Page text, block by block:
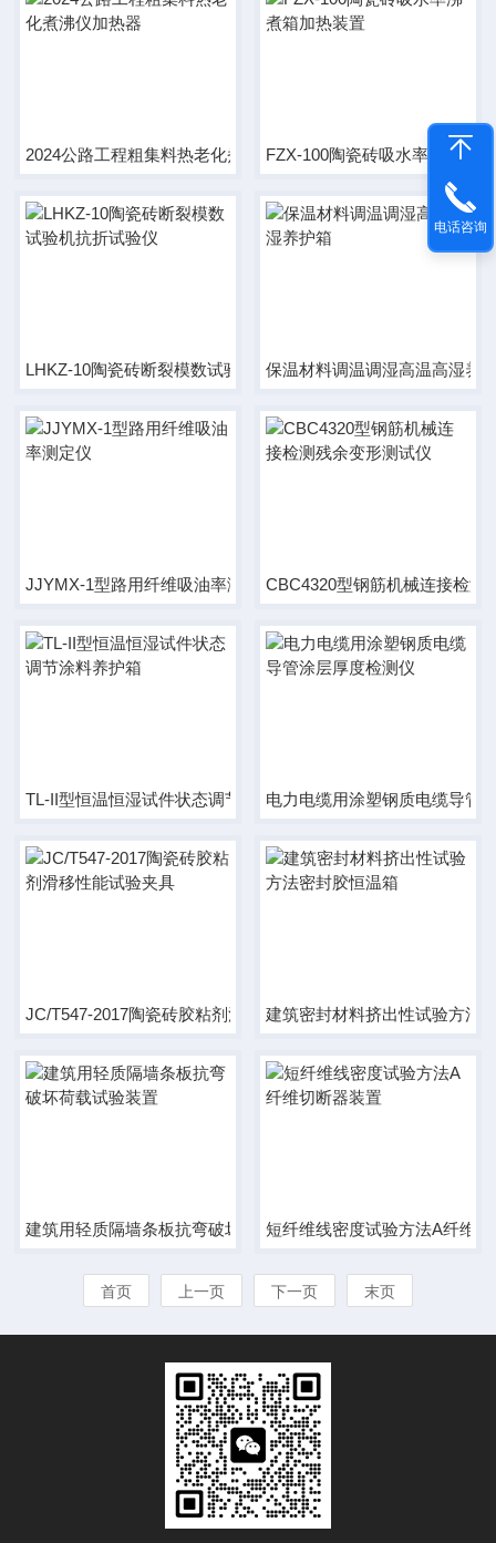
2024公路工程粗集料热老化煮沸仪加热器FZX-100陶瓷砖吸水率沸煮箱
LHKZ-10陶瓷砖断裂模数试验机抗折试验仪保温材料调温调湿高温高湿养
JJYMX-1型路用纤维吸油率测定仪CBC4320型钢筋机械连接检测
TL-II型恒温恒湿试件状态调节涂料养护箱电力电缆用涂塑钢质电缆导管
JC/T547-2017陶瓷砖胶粘剂滑移性能试验夹具建筑密封材料挤出性试验方法
建筑用轻质隔墙条板抗弯破坏荷载试验装置短纤维线密度试验方法A纤维
首页 上一页 下一页 末页
电话咨询